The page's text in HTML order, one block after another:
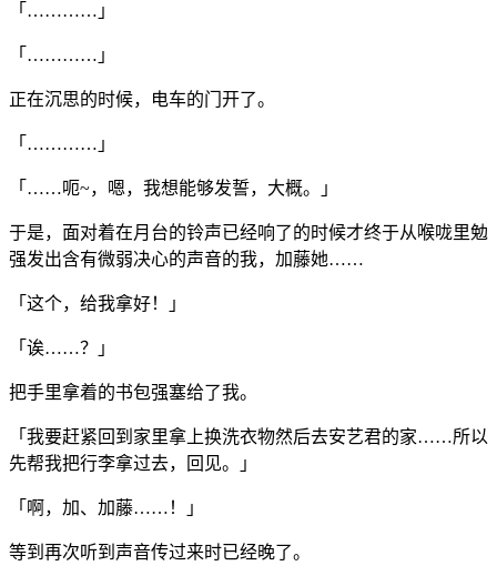
「…………」
「…………」
正在沉思的时候，电车的门开了。
「…………」
「……呃~，嗯，我想能够发誓，大概。」
于是，面对着在月台的铃声已经响了的时候才终于从喉咙里勉
强发出含有微弱决心的声音的我，加藤她……
「这个，给我拿好！」
「诶……？」
把手里拿着的书包强塞给了我。
「我要赶紧回到家里拿上换洗衣物然后去安艺君的家……所以
先帮我把行李拿过去，回见。」
「啊，加、加藤……！」
等到再次听到声音传过来时已经晚了。